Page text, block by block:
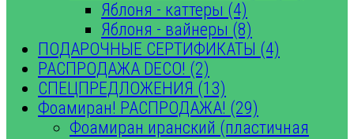
Яблоня - каттеры (4)
Яблоня - вайнеры (8)
ПОДАРОЧНЫЕ СЕРТИФИКАТЫ (4)
РАСПРОДАЖА DECO! (2)
СПЕЦПРЕДЛОЖЕНИЯ (13)
Фоамиран! РАСПРОДАЖА! (29)
Фоамиран иранский (пластичная